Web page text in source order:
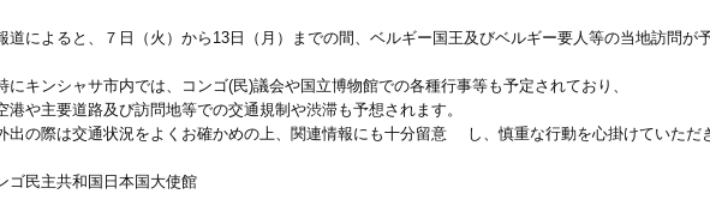
によると、７日（火）から13日（月）までの間、ベルギー国王及びベルギー要人等の当地訪問が
キンシャサ市内では、コンゴ(民)議会や国立博物館での各種行事等も予定されており、
や主要道路及び訪問地等での交通規制や渋滞も予想されます。
の際は交通状況をよくお確かめの上、関連情報にも十分留意 し、慎重な行動を心掛けていただき
ゴ民主共和国日本国大使館